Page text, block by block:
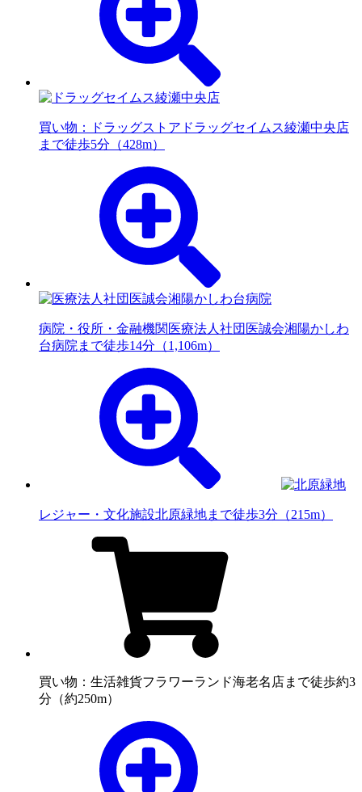
買い物：ドラッグストア ドラッグセイムス綾瀬中央店
まで徒歩5分（428m）
病院・役所・金融機関 医療法人社団医誠会湘陽かしわ
台病院まで徒歩14分（1,106m）
レジャー・文化施設北原緑地まで徒歩3分（215m）
買い物：生活雑貨フラワーランド海老名店まで徒歩約3
分（約250m）